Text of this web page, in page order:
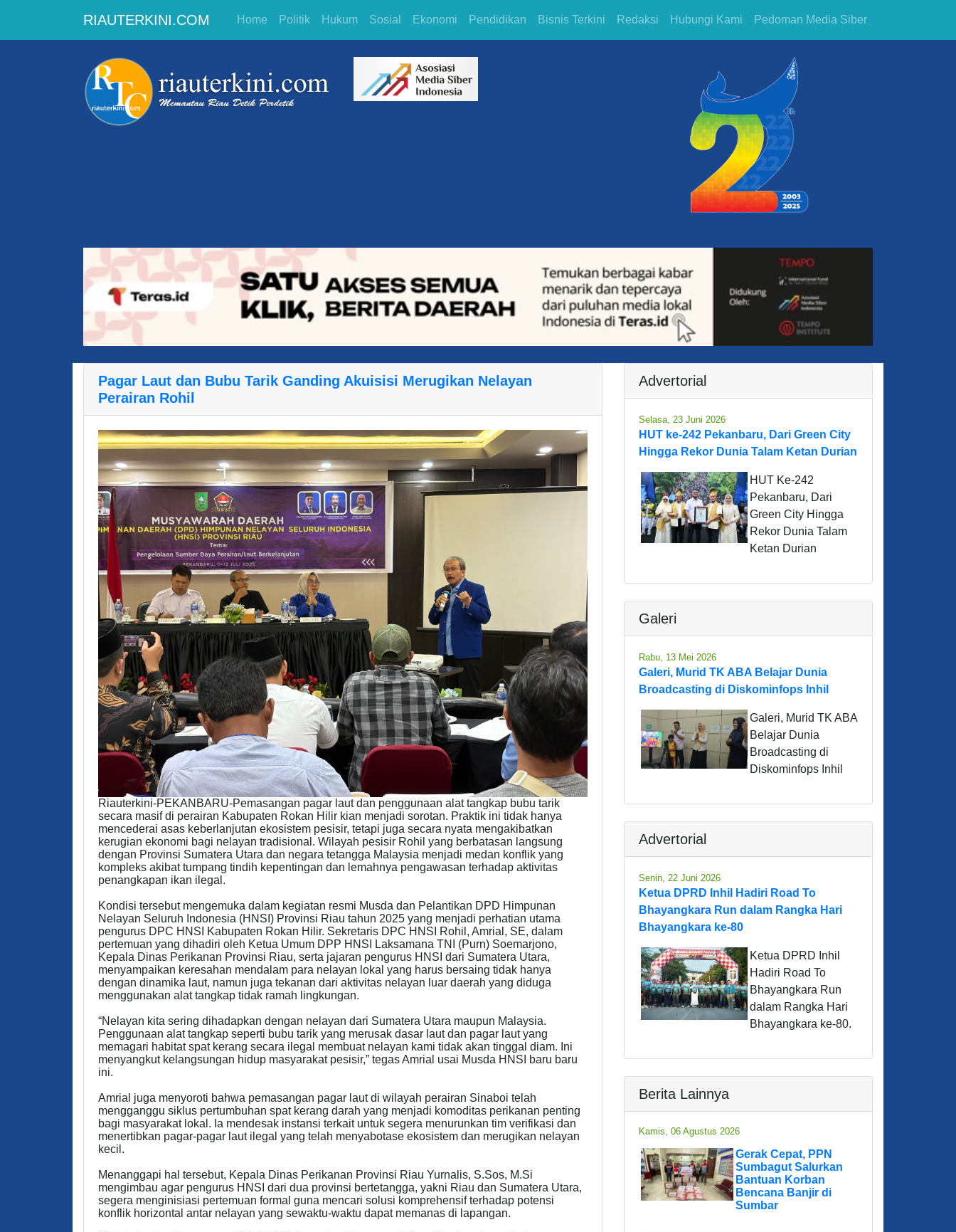
RIAUTERKINI.COM Home Politik Hukum Sosial Ekonomi Pendidikan Bisnis Terkini Redaksi Hubungi Kami Pedoman Media Siber
Pagar Laut dan Bubu Tarik Ganding Akuisisi Merugikan Nelayan
Perairan Rohil
Riauterkini-PEKANBARU-Pemasangan pagar laut dan penggunaan alat tangkap bubu tarik
secara masif di perairan Kabupaten Rokan Hilir kian menjadi sorotan. Praktik ini tidak hanya
mencederai asas keberlanjutan ekosistem pesisir, tetapi juga secara nyata mengakibatkan
kerugian ekonomi bagi nelayan tradisional. Wilayah pesisir Rohil yang berbatasan langsung
dengan Provinsi Sumatera Utara dan negara tetangga Malaysia menjadi medan konflik yang
kompleks akibat tumpang tindih kepentingan dan lemahnya pengawasan terhadap aktivitas
penangkapan ikan ilegal.
Kondisi tersebut mengemuka dalam kegiatan resmi Musda dan Pelantikan DPD Himpunan
Nelayan Seluruh Indonesia (HNSI) Provinsi Riau tahun 2025 yang menjadi perhatian utama
pengurus DPC HNSI Kabupaten Rokan Hilir. Sekretaris DPC HNSI Rohil, Amrial, SE, dalam
pertemuan yang dihadiri oleh Ketua Umum DPP HNSI Laksamana TNI (Purn) Soemarjono,
Kepala Dinas Perikanan Provinsi Riau, serta jajaran pengurus HNSI dari Sumatera Utara,
menyampaikan keresahan mendalam para nelayan lokal yang harus bersaing tidak hanya
dengan dinamika laut, namun juga tekanan dari aktivitas nelayan luar daerah yang diduga
menggunakan alat tangkap tidak ramah lingkungan.
“Nelayan kita sering dihadapkan dengan nelayan dari Sumatera Utara maupun Malaysia.
Penggunaan alat tangkap seperti bubu tarik yang merusak dasar laut dan pagar laut yang
memagari habitat spat kerang secara ilegal membuat nelayan kami tidak akan tinggal diam. Ini
menyangkut kelangsungan hidup masyarakat pesisir,” tegas Amrial usai Musda HNSI baru baru
ini.
Amrial juga menyoroti bahwa pemasangan pagar laut di wilayah perairan Sinaboi telah
mengganggu siklus pertumbuhan spat kerang darah yang menjadi komoditas perikanan penting
bagi masyarakat lokal. Ia mendesak instansi terkait untuk segera menurunkan tim verifikasi dan
menertibkan pagar-pagar laut ilegal yang telah menyabotase ekosistem dan merugikan nelayan
kecil.
Menanggapi hal tersebut, Kepala Dinas Perikanan Provinsi Riau Yurnalis, S.Sos, M.Si
mengimbau agar pengurus HNSI dari dua provinsi bertetangga, yakni Riau dan Sumatera Utara,
segera menginisiasi pertemuan formal guna mencari solusi komprehensif terhadap potensi
konflik horizontal antar nelayan yang sewaktu-waktu dapat memanas di lapangan.
Advertorial
Selasa, 23 Juni 2026
HUT ke-242 Pekanbaru, Dari Green City
Hingga Rekor Dunia Talam Ketan Durian
HUT Ke-242
Pekanbaru, Dari
Green City Hingga
Rekor Dunia Talam
Ketan Durian
Galeri
Rabu, 13 Mei 2026
Galeri, Murid TK ABA Belajar Dunia
Broadcasting di Diskominfops Inhil
Galeri, Murid TK ABA
Belajar Dunia
Broadcasting di
Diskominfops Inhil
Advertorial
Senin, 22 Juni 2026
Ketua DPRD Inhil Hadiri Road To
Bhayangkara Run dalam Rangka Hari
Bhayangkara ke-80
Ketua DPRD Inhil
Hadiri Road To
Bhayangkara Run
dalam Rangka Hari
Bhayangkara ke-80.
Berita Lainnya
Kamis, 06 Agustus 2026
Gerak Cepat, PPN
Sumbagut Salurkan
Bantuan Korban
Bencana Banjir di
Sumbar